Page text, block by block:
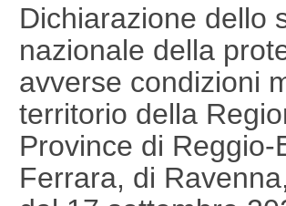
Dichiarazione dello
nazionale della
avverse condizioni
territorio della
Province di
Ferrara, di